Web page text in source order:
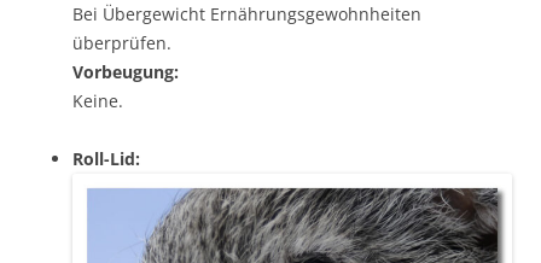
Bei Übergewicht Ernährungsgewohnheiten
überprüfen.
Vorbeugung:
Keine.
Roll-Lid: